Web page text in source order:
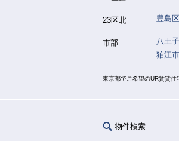
23区北 豊島区
市部 八王
狛江市
東京都でご希望のUR賃貸住
物件検索